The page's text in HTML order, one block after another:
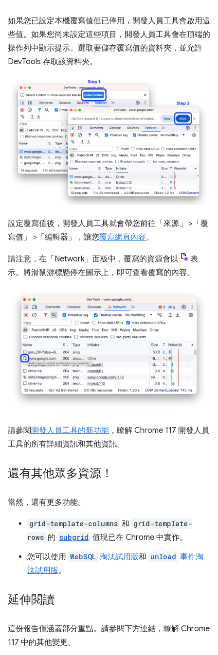
如果您已設定本機覆寫值但已停用，開發人員工具會啟用這
些值。如果您尚未設定這些項目，開發人員工具會在頂端的
操作列中顯示提示。選取要儲存覆寫值的資料夾，並允許
DevTools 存取該資料夾。
設定覆寫值後，開發人員工具就會帶您前往「來源」
>「覆
寫值」
>「編輯器」 ，讓您覆寫網頁內容。
請注意，在「Network」 面板中，覆寫的資源會以
表
示。將滑鼠游標懸停在圖示上，即可查看覆寫的內容。
請參閱 開發人員工具的新功能 ，瞭解 Chrome 117 開發人員
工具的所有詳細資訊和其他資訊。
還有其他眾多資源！
當然，還有更多功能。
grid-template-columns 和 grid-template-
rows 的 subgrid 值現已在 Chrome 中實作。
您可以使用 WebSQL 淘汰試用版和 unload 事件淘
汰試用版。
延伸閱讀
這份報告僅涵蓋部分重點。請參閱下方連結，瞭解 Chrome
117 中的其他變更。